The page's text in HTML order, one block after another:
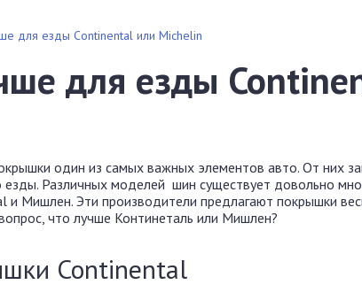
для езды Continental или Michelin
для езды
один из самых важных элементов авто. От них
езды. Различных моделей шин существует довольно
Мишлен. Эти производители предлагают покрышки
что лучше Континеталь или Мишлен?
Continental